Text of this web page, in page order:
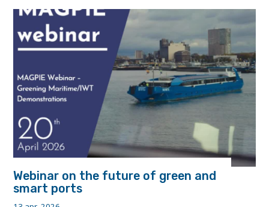
sector
verkent
toekomstbeeld
2035"
Webinar on the future of green and
smart ports